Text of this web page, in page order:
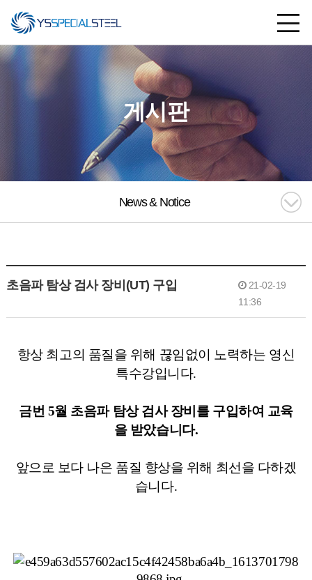
게시판
News & Notice
초음파 탐상 검사 장비(UT) 구입
21-02-19
11:36
항상 최고의 품질을 위해 끊임없이 노력하는 영신
특수강입니다.
금번 5월 초음파 탐상 검사 장비를 구입하여 교육
을 받았습니다.
앞으로 보다 나은 품질 향상을 위해 최선을 다하겠
습니다.